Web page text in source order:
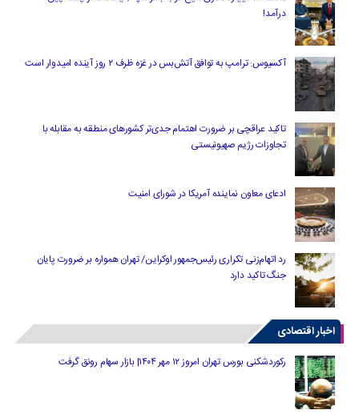
درآمد!
آکسیوس: ترامپ به توافق آتش‌بس در غزه ظرف ۲ روز آینده امیدوار است
تاکید عراقچی بر ضرورت اهتمام جدی‌تر کشورهای منطقه به مقابله با
تجاوزات رژیم صهیونیستی
ادعای معاون نماینده آمریکا در شورای امنیت
رد اتهام‌زنی تکراری رئیس‌جمهور اوکراین/ تهران همواره بر ضرورت پایان
جنگ تاکید دارد
اخبار اقتصادی
رکوردشکنی بورس تهران امروز ۱۲ مهر ۱۴۰۴| بازار سهام رونق گرفت